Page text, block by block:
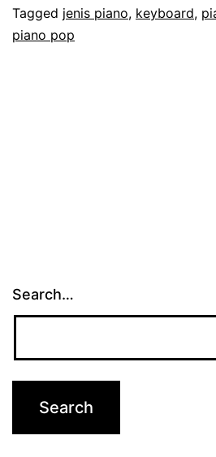
Tagged jenis piano, keyboard,
piano pop
Search…